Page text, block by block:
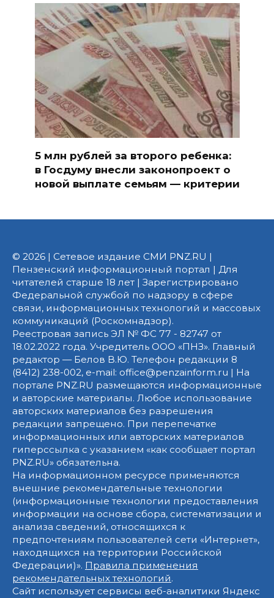
5 млн рублей за второго ребенка:
в Госдуму внесли законопроект о
новой выплате семьям — критерии
© 2026 | Сетевое издание СМИ PNZ.RU |
Пензенский информационный портал | Для
читателей старше 18 лет | Зарегистрировано
Федеральной службой по надзору в сфере
связи, информационных технологий и массовых
коммуникаций (Роскомнадзор).
Реестровая запись ЭЛ № ФС 77 - 82747 от
18.02.2022 года. Учредитель ООО «ПНЗ». Главный
редактор — Белов В.Ю. Телефон редакции 8
(8412) 238-002, e-mail: office@penzainform.ru | На
портале PNZ.RU размещаются информационные
и авторские материалы. Любое использование
авторских материалов без разрешения
редакции запрещено. При перепечатке
информационных или авторских материалов
гиперссылка с указанием «как сообщает портал
PNZ.RU» обязательна.
На информационном ресурсе применяются
внешние рекомендательные технологии
(информационные технологии предоставления
информации на основе сбора, систематизации и
анализа сведений, относящихся к
предпочтениям пользователей сети «Интернет»,
находящихся на территории Российской
Федерации)». Правила применения
рекомендательных технологий.
Сайт использует сервисы веб-аналитики Яндекс